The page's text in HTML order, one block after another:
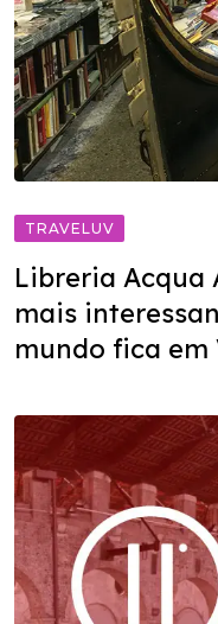
TRAVELUV
Libreria Acqua
mais
mundo fica em